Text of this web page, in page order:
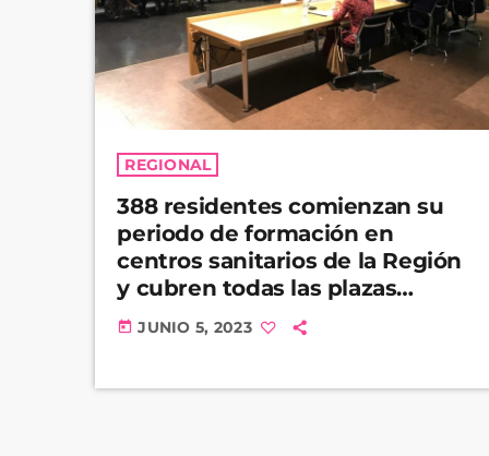
REGIONAL
388 residentes comienzan su
periodo de formación en
centros sanitarios de la Región
y cubren todas las plazas
ofertadas
today JUNIO 5, 2023